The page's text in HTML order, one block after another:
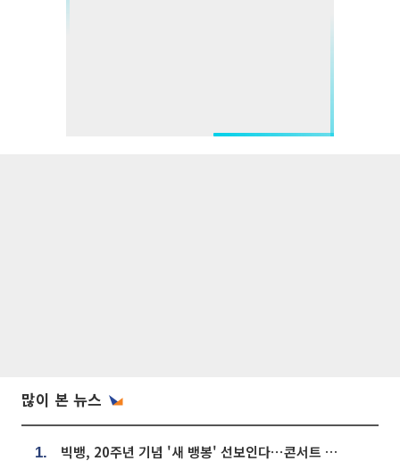
많이 본 뉴스
1. 빅뱅, 20주년 기념 '새 뱅봉' 선보인다⋯콘서트 앞두고 팝업 개최